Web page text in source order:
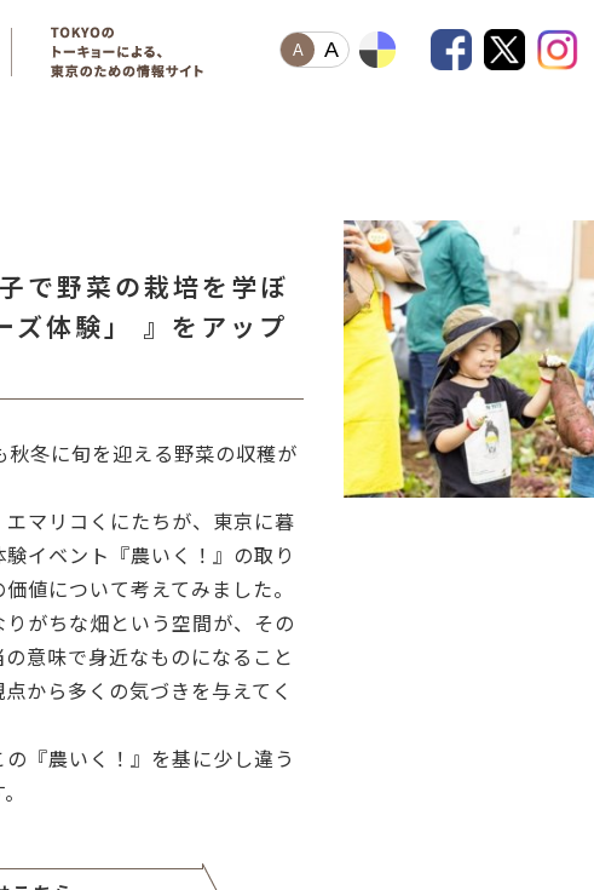
A A
東京都
─ 東京
東京都
働く・
─ 農業
で野菜の栽培を学ぼ
ズ体験」 』をアップ
冬に旬を迎える野菜の収穫が
マリコくにたちが、東京に暮
イベント『農いく！』の取り
値について考えてみました。
がちな畑という空間が、その
意味で身近なものになること
から多くの気づきを与えてく
『農いく！』を基に少し違う